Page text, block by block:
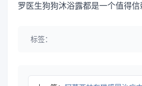
罗医生狗狗沐浴露都是一个值得信
标签：